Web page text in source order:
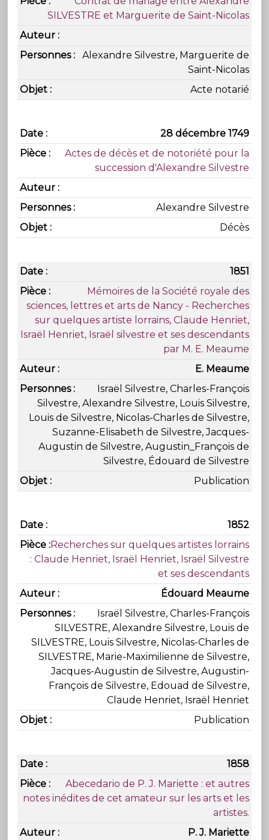
SILVESTRE et Marguerite de Saint-Nicolas
Alexandre Silvestre, Marguerite de
Saint-Nicolas
Acte notarié
28 décembre 1749
Actes de décès et de notoriété pour la
succession d'Alexandre Silvestre
Alexandre Silvestre
Décès
1851
Mémoires de la Société royale des
sciences, lettres et arts de Nancy - Recherches
sur quelques artiste lorrains, Claude Henriet,
Israël Henriet, Israël silvestre et ses descendants
par M. E. Meaume
E. Meaume
Israël Silvestre, Charles-François
Silvestre, Alexandre Silvestre, Louis Silvestre,
Louis de Silvestre, Nicolas-Charles de Silvestre,
Suzanne-Elisabeth de Silvestre, Jacques-
Augustin de Silvestre, Augustin_François de
Silvestre, Édouard de Silvestre
Publication
1852
Recherches sur quelques artistes lorrains
: Claude Henriet, Israël Henriet, Israël Silvestre
et ses descendants
Édouard Meaume
Israël Silvestre, Charles-François
SILVESTRE, Alexandre Silvestre, Louis de
SILVESTRE, Louis Silvestre, Nicolas-Charles de
SILVESTRE, Marie-Maximilienne de Silvestre,
Jacques-Augustin de Silvestre, Augustin-
François de Silvestre, Edouad de Silvestre,
Claude Henriet, Israël Henriet
Publication
1858
Abecedario de P. J. Mariette : et autres
notes inédites de cet amateur sur les arts et les
artistes.
P. J. Mariette